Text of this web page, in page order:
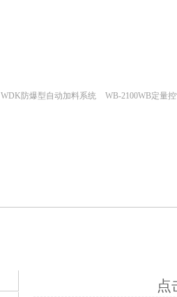
WDK防爆型自动加料系统 WB-2100WB定量
点